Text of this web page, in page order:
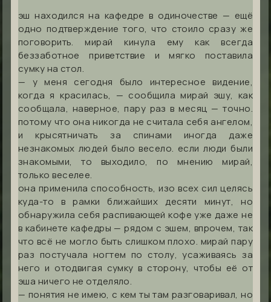
эш находился на кафедре в одиночестве — ещё
одно подтверждение того, что стоило сразу же
поговорить. мирай кинула ему как всегда
беззаботное приветствие и мягко поставила
сумку на стол.
— у меня сегодня было интересное видение,
когда я красилась, — сообщила мирай эшу, как
сообщала, наверное, пару раз в месяц — точно.
потому что она никогда не считала себя ангелом,
и крысятничать за спинами иногда даже
незнакомых людей было весело. если люди были
знакомыми, то выходило, по мнению мирай,
только веселее.
она применила способность, изо всех сил целясь
куда-то в рамки ближайших десяти минут, но
обнаружила себя распивающей кофе уже даже не
в кабинете кафедры — рядом с эшем, впрочем, так
что всё не могло быть слишком плохо. мирай пару
раз постучала ногтем по столу, усаживаясь за
него и отодвигая сумку в сторону, чтобы её от
эша ничего не отделяло.
— понятия не имею, с кем ты там разговаривал, но